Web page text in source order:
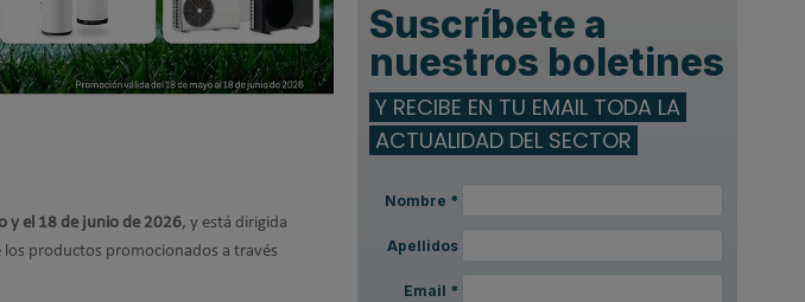
y el 18 de junio de 2026, y está dirigida
los productos promocionados a través
Suscríbete a
nuestros boletines
Y RECIBE EN TU EMAIL TODA LA
ACTUALIDAD DEL SECTOR
Nombre *
Apellidos
Email *